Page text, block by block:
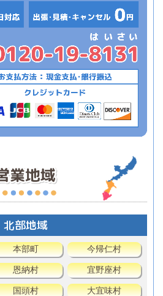
北部地域
本部町 今帰仁村
恩納村 宜野座村
国頭村 大宜味村